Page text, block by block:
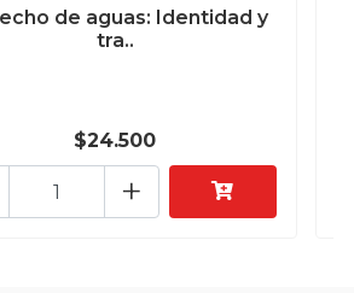
de aguas: Identidad y
tra..
$24.500
+